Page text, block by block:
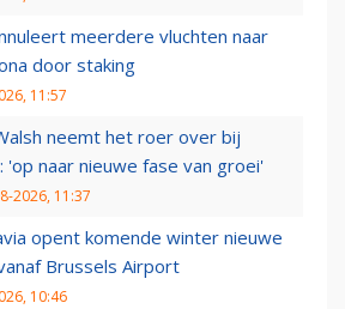
meerdere vluchten naar
door staking
11:57
neemt het roer over bij
'op naar nieuwe fase van groei'
2026, 11:37
opent komende winter nieuwe
Brussels Airport
10:46